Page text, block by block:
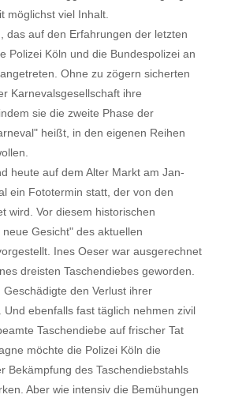
möglichst viel Inhalt.
das auf den Erfahrungen der letzten
Polizei Köln und die Bundespolizei an
Ohne zu zögern sicherten
Karnevalsgesellschaft ihre
sie die zweite Phase der
heißt, in den eigenen Reihen
heute auf dem Alter Markt am Jan-
ein Fototermin statt, der von den
wird. Vor diesem historischen
Gesicht" des aktuellen
Ines Oeser war ausgerechnet
dreisten Taschendiebes geworden.
den Verlust ihrer
Und ebenfalls fast täglich nehmen zivil
Taschendiebe auf frischer Tat
möchte die Polizei Köln die
Bekämpfung des Taschendiebstahls
Aber wie intensiv die Bemühungen